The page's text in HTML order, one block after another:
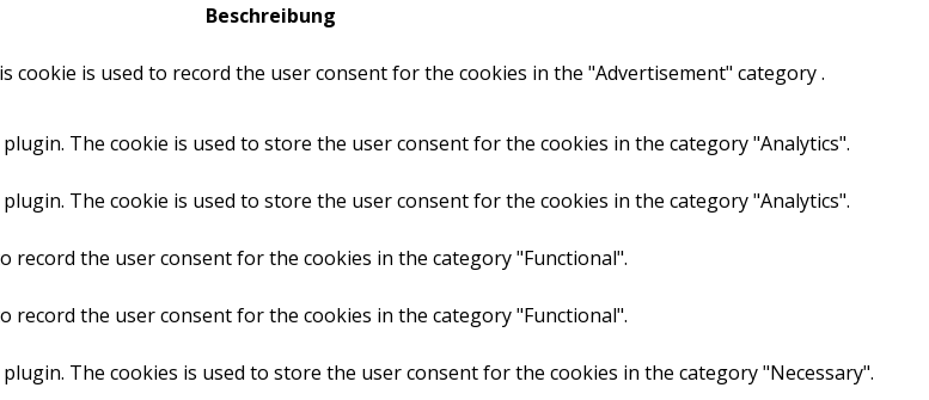
Beschreibung
cookie is used to record the user consent for the cookies in the "Advertisement" category .
The cookie is used to store the user consent for the cookies in the category "Analytics".
The cookie is used to store the user consent for the cookies in the category "Analytics".
record the user consent for the cookies in the category "Functional".
record the user consent for the cookies in the category "Functional".
The cookies is used to store the user consent for the cookies in the category "Necessary".